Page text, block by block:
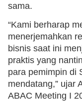
sama.
“Kami berharap
menerjemahkan
bisnis saat ini
praktis yang
para pemimpin di
mendatang,” ujar
ABAC Meeting I